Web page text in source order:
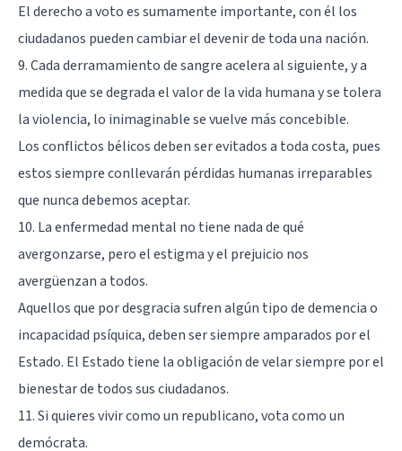
El derecho a voto es sumamente importante, con él los
ciudadanos pueden cambiar el devenir de toda una nación.
9. Cada derramamiento de sangre acelera al siguiente, y a
medida que se degrada el valor de la vida humana y se tolera
la violencia, lo inimaginable se vuelve más concebible.
Los conflictos bélicos deben ser evitados a toda costa, pues
estos siempre conllevarán pérdidas humanas irreparables
que nunca debemos aceptar.
10. La enfermedad mental no tiene nada de qué
avergonzarse, pero el estigma y el prejuicio nos
avergüenzan a todos.
Aquellos que por desgracia sufren algún tipo de demencia o
incapacidad psíquica, deben ser siempre amparados por el
Estado. El Estado tiene la obligación de velar siempre por el
bienestar de todos sus ciudadanos.
11. Si quieres vivir como un republicano, vota como un
demócrata.